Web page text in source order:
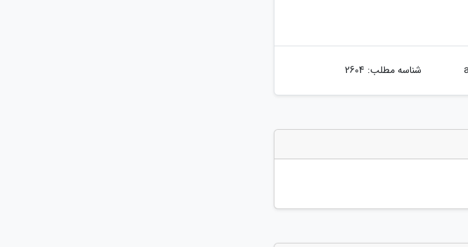
شناسه مطلب: 2604